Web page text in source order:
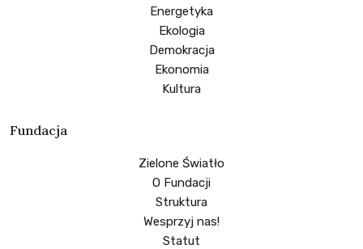
Energetyka
Ekologia
Demokracja
Ekonomia
Kultura
Fundacja
Zielone Światło
O Fundacji
Struktura
Wesprzyj nas!
Statut